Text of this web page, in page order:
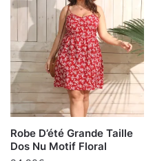
Robe D’été Grande Taille
Dos Nu Motif Floral